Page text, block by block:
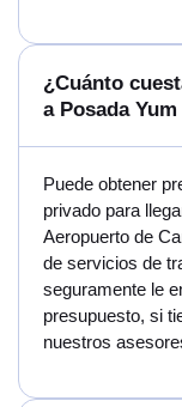
¿Cuánto
a Posada
Puede obtener
privado para
Aeropuerto de
de servicios de
seguramente le
presupuesto, si
nuestros